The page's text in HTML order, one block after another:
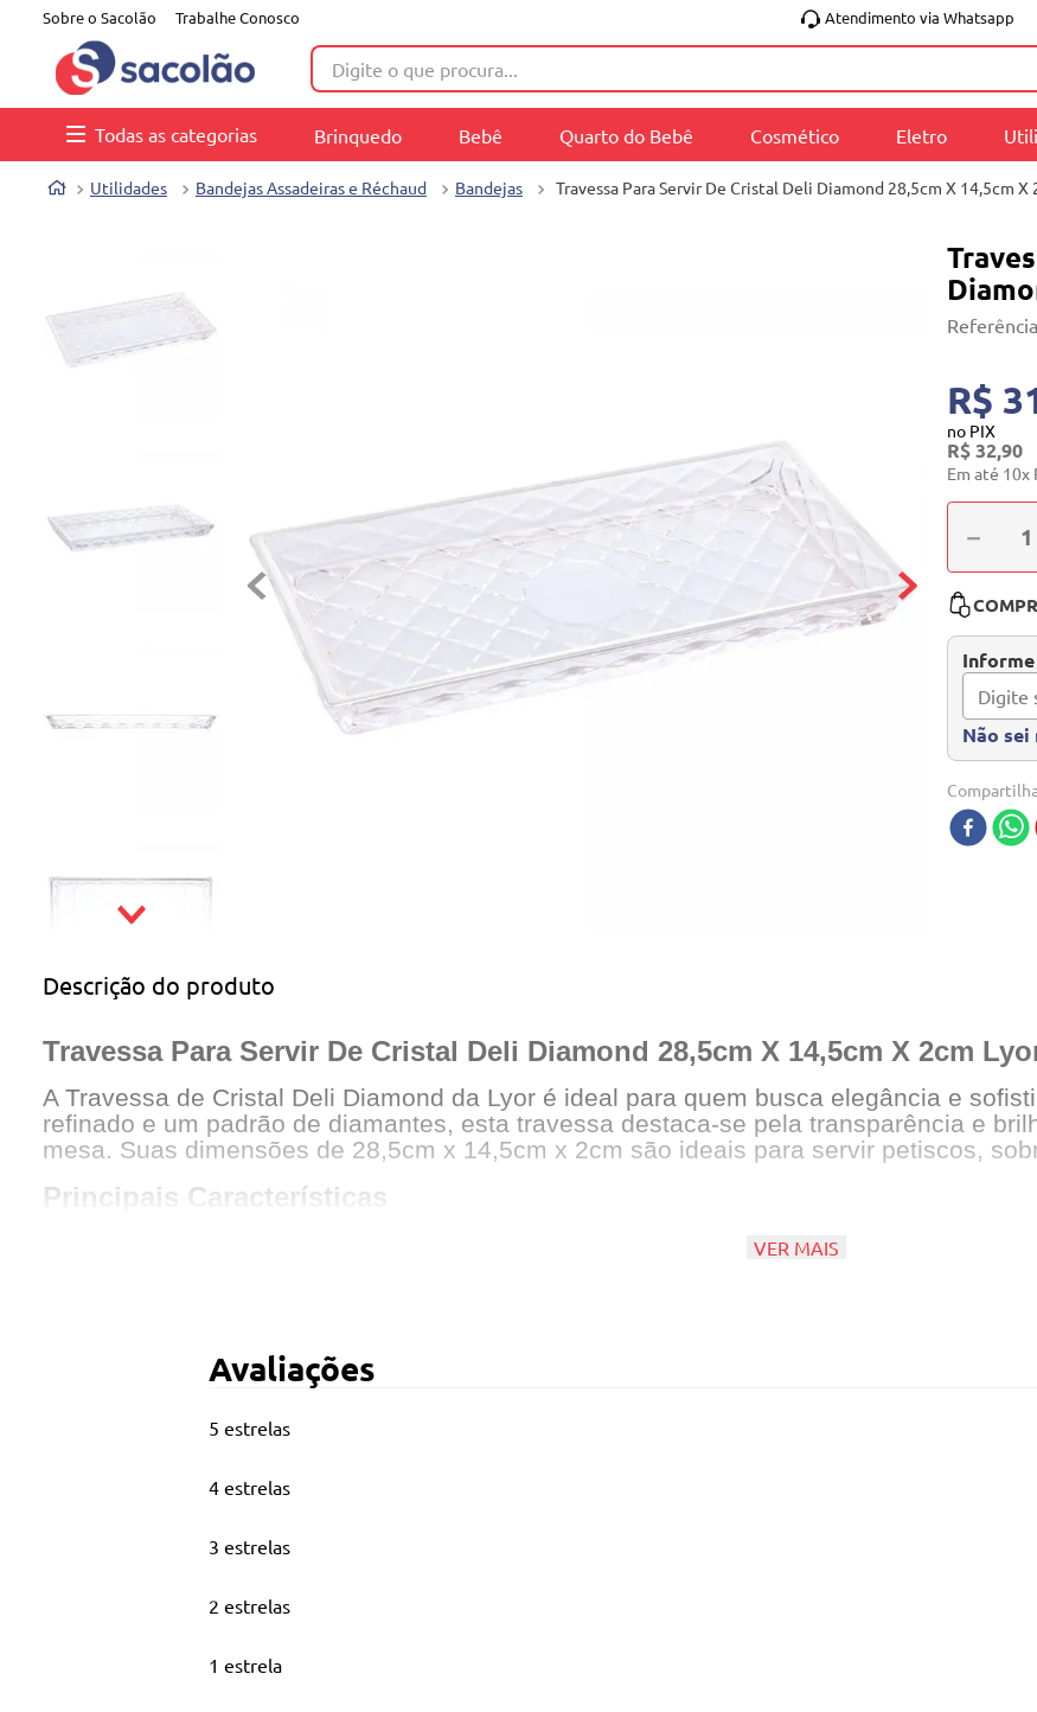
Sobre o Sacolão Trabalhe Conosco Atendimento via Whatsapp
Digite o que procura...
Todas as categorias Brinquedo Bebê Quarto do Bebê Cosmético Eletro
Utilidades Bandejas Assadeiras e Réchaud Bandejas Travessa Para Servir De Cristal Deli Diamond 28,5cm X 14,5cm X
Referência
R$
no PIX
R$32,90
Em até 10x
－
Informe
Não sei
Descrição do produto
Travessa Para Servir De Cristal Deli Diamond 28,5cm X 14,5cm X 2cm
A Travessa de Cristal Deli Diamond da Lyor é ideal para quem busca elegância e
refinado e um padrão de diamantes, esta travessa destaca-se pela transparência e
mesa. Suas dimensões de 28,5cm x 14,5cm x 2cm são ideais para servir petiscos,
Principais Características
Medidas Produto: Altura 2.50cm x Largura 14.00cm x Comprimento 28.00cm
VER MAIS
Avaliações
5 estrelas
4 estrelas
3 estrelas
2 estrelas
1 estrela